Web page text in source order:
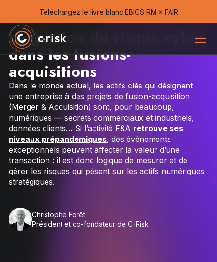
Téléchargez le livre blanc EBIOS RM × FAIR
La gestion du risque cyber
dans les fusions-
acquisitions
Dans le monde actuel, les actifs clés qui désignent
une entreprise à des projets de fusion-acquisition
(Merger & Acquisition) sont, pour beaucoup,
numériques — secrets commerciaux et industriels,
données clients… Si l’activité F&A retrouve ses
niveaux prépandémiques, des événements
exceptionnels peuvent affecter la valeur d’une
transaction : il est donc logique de mesurer et de
gérer les risques qui pèsent sur les actifs numériques
stratégiques.
Christophe Forêt
Président et co-fondateur de C-Risk